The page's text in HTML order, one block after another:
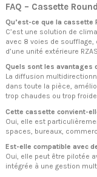
FAQ – Cassette
Qu’est-ce que la cassette
C’est une solution de
avec 8 voies de soufflage,
d’une unité extérieure
Quels sont les avantages
La diffusion
dans toute la pièce,
trop chaudes ou trop
Cette cassette convient-
Oui, elle est
spaces, bureaux,
Est-elle compatible avec
Oui, elle peut être pilotée
intégrée à une gestion